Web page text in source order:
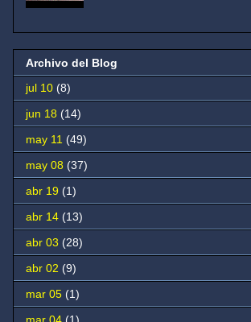
Archivo del Blog
jul 10 (8)
jun 18 (14)
may 11 (49)
may 08 (37)
abr 19 (1)
abr 14 (13)
abr 03 (28)
abr 02 (9)
mar 05 (1)